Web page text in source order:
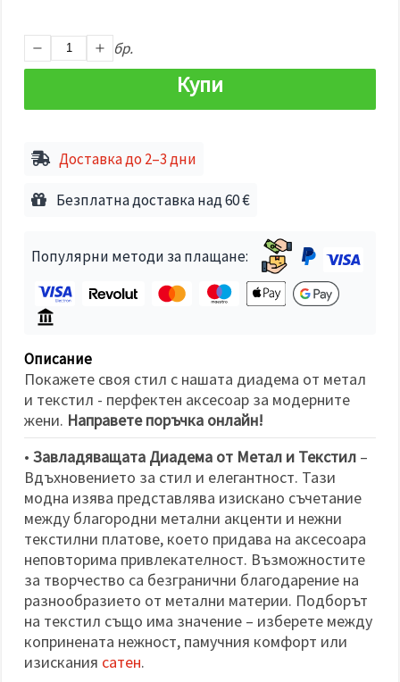
"бисквитки"
бутона
всички
на
бр.
Купи
Доставка до 2–3 дни
Безплатна доставка над 60 €
Популярни методи за плащане:
Описание
Покажете своя стил с нашата диадема от метал
и текстил - перфектен аксесоар за модерните
жени. Направете поръчка онлайн!
• Завладяващата Диадема от Метал и Текстил –
Вдъхновението за стил и елегантност. Тази
модна изява представлява изискано съчетание
между благородни метални акценти и нежни
текстилни платове, което придава на аксесоара
неповторима привлекателност. Възможностите
за творчество са безгранични благодарение на
разнообразието от метални материи. Подборът
на текстил също има значение – изберете между
копринената нежност, памучния комфорт или
изискания сатен.